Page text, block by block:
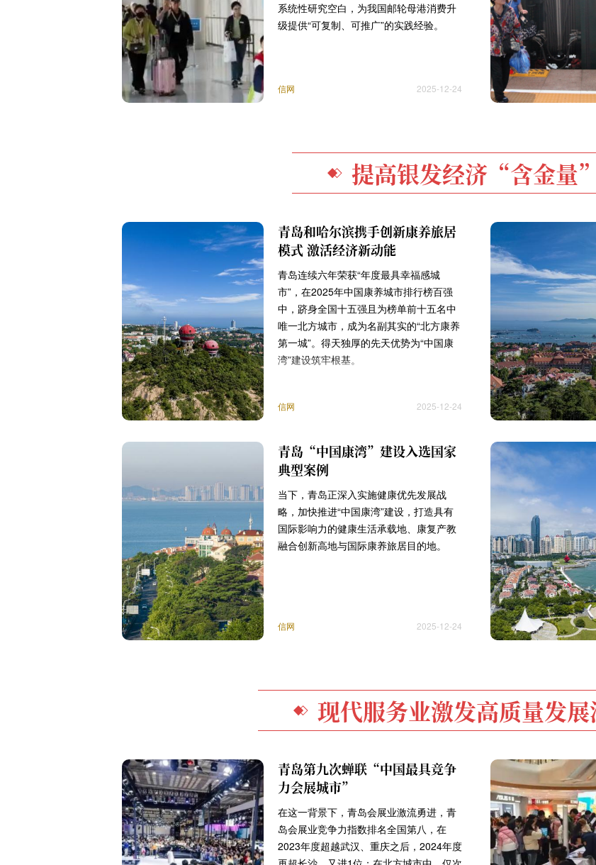
系统性研究空白，为我国邮轮母港消费升
级提供“可复制、可推广”的实践经验。
信网 2025-12-24
提高银发经济“含金量”
青岛和哈尔滨携手创新康养旅居
模式 激活经济新动能
青岛连续六年荣获“年度最具幸福感城
市”，在2025年中国康养城市排行榜百强
中，跻身全国十五强且为榜单前十五名中
唯一北方城市，成为名副其实的“北方康养
第一城”。得天独厚的先天优势为“中国康
湾”建设筑牢根基。
信网 2025-12-24
青岛“中国康湾”建设入选国家
典型案例
当下，青岛正深入实施健康优先发展战
略，加快推进“中国康湾”建设，打造具有
国际影响力的健康生活承载地、康复产教
融合创新高地与国际康养旅居目的地。
信网 2025-12-24
现代服务业激发高质量发展
青岛第九次蝉联“中国最具竞争
力会展城市”
在这一背景下，青岛会展业激流勇进，青
岛会展业竞争力指数排名全国第八，在
2023年度超越武汉、重庆之后，2024年度